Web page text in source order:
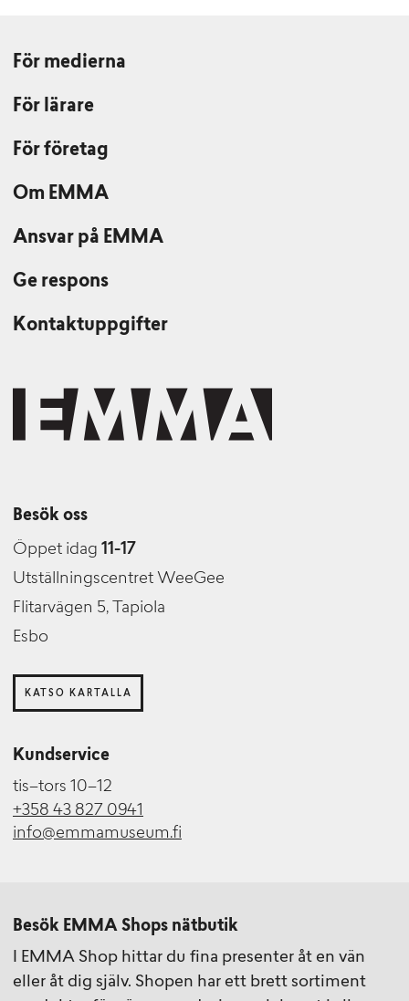
För medierna
För lärare
För företag
Om EMMA
Ansvar på EMMA
Ge respons
Kontaktuppgifter
Besök oss
Öppet idag 11-17
Utställningscentret WeeGee
Flitarvägen 5, Tapiola
Esbo
KATSO KARTALLA
Kundservice
tis–tors 10–12
+358 43 827 0941
info@emmamuseum.fi
Besök EMMA Shops nätbutik
I EMMA Shop hittar du fina presenter åt en vän
eller åt dig själv. Shopen har ett brett sortiment